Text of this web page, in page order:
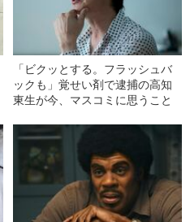
「ビクッとする。フラッシュバ
ックも」覚せい剤で逮捕の高知
東生が今、マスコミに思うこと